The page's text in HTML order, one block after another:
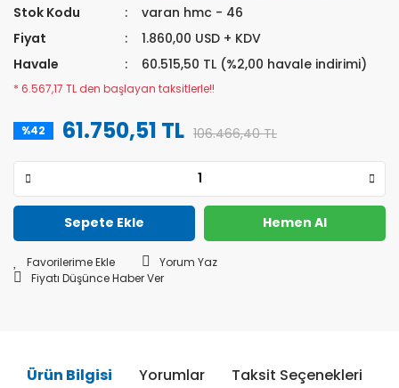
Stok Kodu
varan hmc - 46
Fiyat
1.860,00 USD + KDV
Havale
60.515,50 TL (%2,00 havale indirimi)
* 6.567,17 TL den başlayan taksitlerle!!
%42 61.750,51 TL 106.466,40 TL
Sepete Ekle Hemen Al
Yorum Yaz
Fiyatı Düşünce Haber Ver
Ürün Bilgisi Yorumlar Taksit Seçenekleri